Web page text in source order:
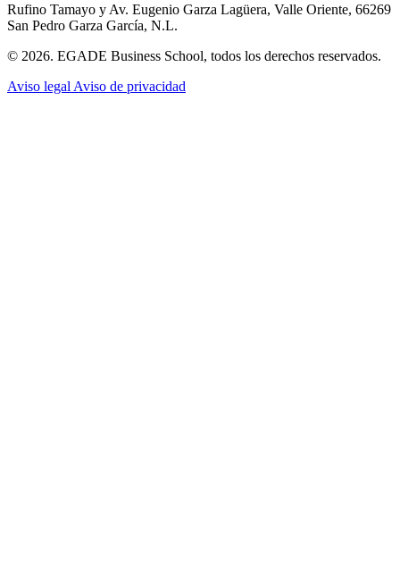
Rufino Tamayo y Av. Eugenio Garza Lagüera, Valle Oriente, 66269
San Pedro Garza García, N.L.
© 2026. EGADE Business School, todos los derechos reservados.
Aviso legal Aviso de privacidad